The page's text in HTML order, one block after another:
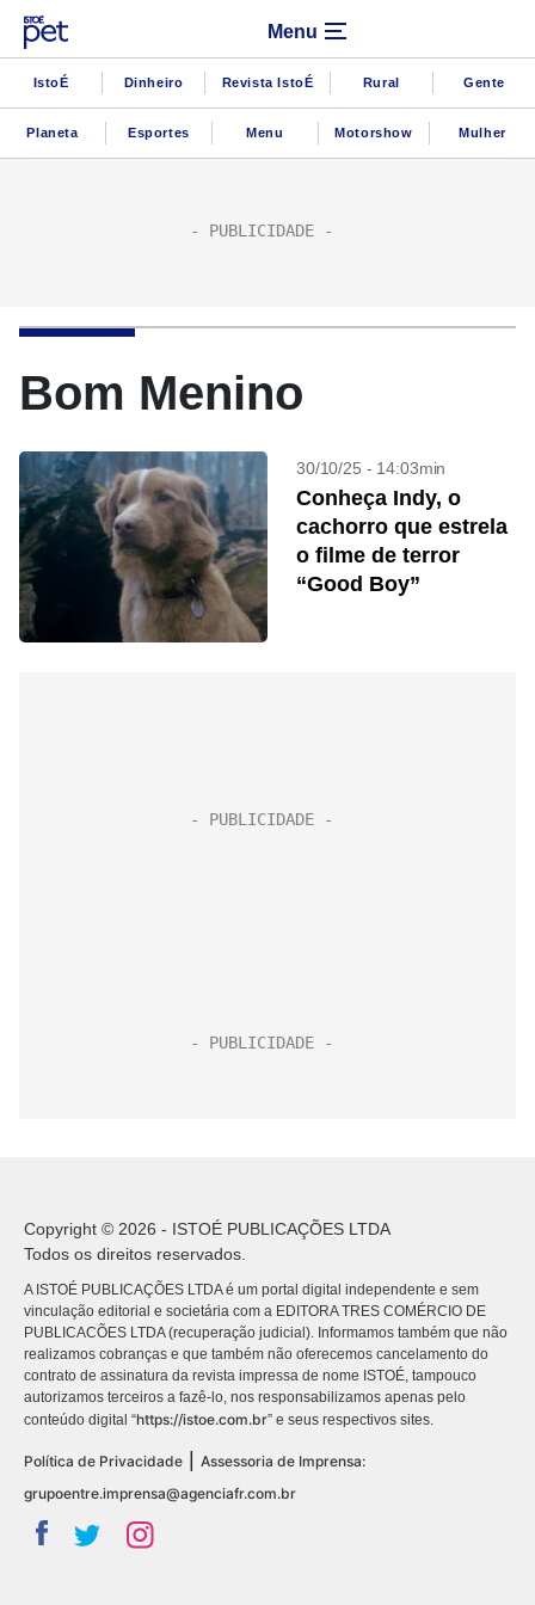
Menu
IstoÉ Dinheiro Revista IstoÉ Rural Gente
Planeta Esportes Menu Motorshow Mulher
Bom Menino
30/10/25 - 14:03min
Conheça Indy, o
cachorro que estrela
o filme de terror
“Good Boy”
Copyright © 2026 - ISTOÉ PUBLICAÇÕES LTDA
Todos os direitos reservados.
A ISTOÉ PUBLICAÇÕES LTDA é um portal digital independente e sem
vinculação editorial e societária com a EDITORA TRES COMÉRCIO DE
PUBLICACÕES LTDA (recuperação judicial). Informamos também que não
realizamos cobranças e que também não oferecemos cancelamento do
contrato de assinatura da revista impressa de nome ISTOÉ, tampouco
autorizamos terceiros a fazê-lo, nos responsabilizamos apenas pelo
conteúdo digital “https://istoe.com.br” e seus respectivos sites.
Política de Privacidade
Assessoria de Imprensa:
grupoentre.imprensa@agenciafr.com.br